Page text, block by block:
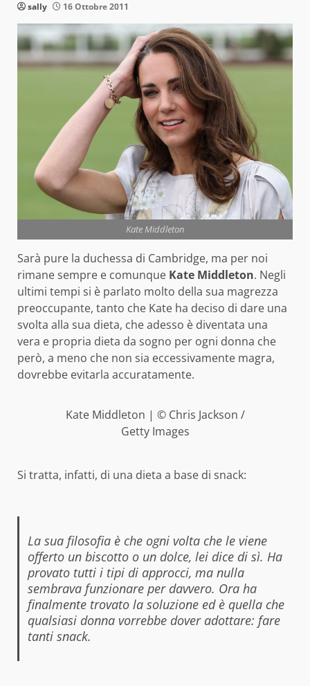
sally 16 Ottobre 2011
Kate Middleton
Sarà pure la duchessa di Cambridge, ma per noi
rimane sempre e comunque Kate Middleton. Negli
ultimi tempi si è parlato molto della sua magrezza
preoccupante, tanto che Kate ha deciso di dare una
svolta alla sua dieta, che adesso è diventata una
vera e propria dieta da sogno per ogni donna che
però, a meno che non sia eccessivamente magra,
dovrebbe evitarla accuratamente.
Kate Middleton | © Chris Jackson /
Getty Images
Si tratta, infatti, di una dieta a base di snack:
La sua filosofia è che ogni volta che le viene
offerto un biscotto o un dolce, lei dice di sì. Ha
provato tutti i tipi di approcci, ma nulla
sembrava funzionare per davvero. Ora ha
finalmente trovato la soluzione ed è quella che
qualsiasi donna vorrebbe dover adottare: fare
tanti snack.